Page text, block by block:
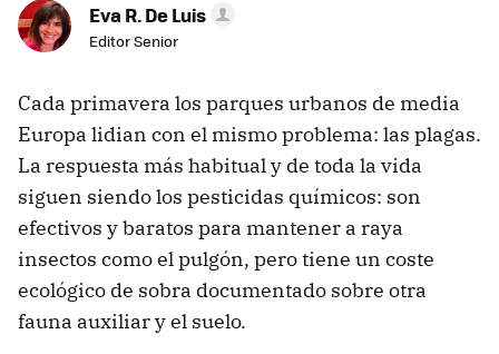
Eva R. De Luis
Editor Senior
Cada primavera los parques urbanos de media
Europa lidian con el mismo problema: las plagas.
La respuesta más habitual y de toda la vida
siguen siendo los pesticidas químicos: son
efectivos y baratos para mantener a raya
insectos como el pulgón, pero tiene un coste
ecológico de sobra documentado sobre otra
fauna auxiliar y el suelo.